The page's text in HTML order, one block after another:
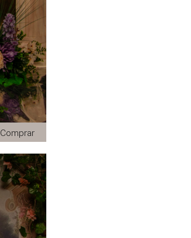
Comprar